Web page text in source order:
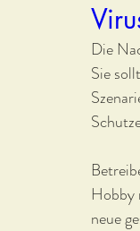
Die
Sie
Hobby
neue